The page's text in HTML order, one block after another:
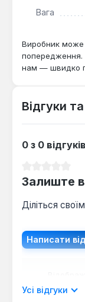
Вага
Виробник може
попередження.
нам — швидко
Відгуки
0 з 0 відгуків
Залиште
Діліться
Написати
мовою.
Усі відгуки